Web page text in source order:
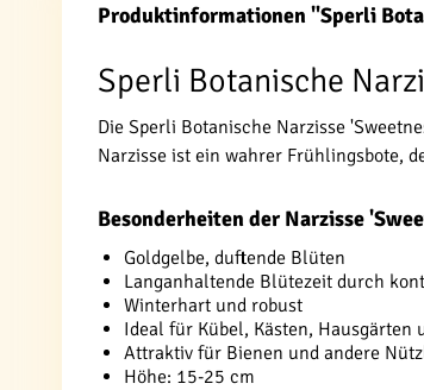
Produktinformationen "Sperli
Sperli Botanische
Die Sperli Botanische Narzisse
Narzisse ist ein wahrer Frühlingsbote,
Besonderheiten der Narzisse
Goldgelbe, duftende Blüten
Langanhaltende Blütezeit durch
Winterhart und robust
Ideal für Kübel, Kästen, Hausgärten
Attraktiv für Bienen und andere
Höhe: 15-25 cm